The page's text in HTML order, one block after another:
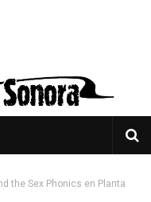
the Sex Phonics en Planta